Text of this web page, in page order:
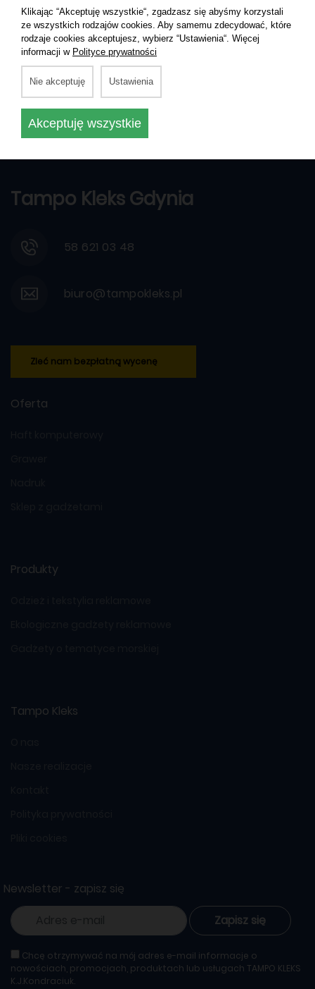
NATURAL MATERIALS
Zawieszka świąteczna "gwiazda"
Tampo Kleks Gdynia
58 621 03 48
biuro@tampokleks.pl
Zleć nam bezpłatną wycenę
Oferta
Produkty
Tampo Kleks
Newsletter - zapisz się
Zapisz się
Chcę otrzymywać na mój adres e-mail informacje o
nowościach, promocjach, produktach lub usługach TAMPO KLEKS
K.J.Kondraciuk.
Klikając “Akceptuję wszystkie“, zgadzasz się abyśmy korzystali
ze wszystkich rodzajów cookies. Aby samemu zdecydować, które
rodzaje cookies akceptujesz, wybierz “Ustawienia“. Więcej
informacji w Polityce prywatności
Nie akceptuję Ustawienia
Akceptuję wszystkie